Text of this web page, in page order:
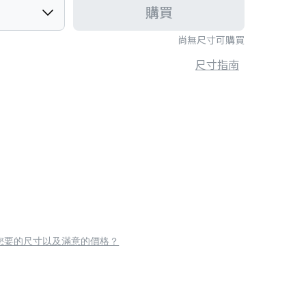
尚無尺寸可購買
購買
尺寸指南
要的尺寸以及滿意的價格？